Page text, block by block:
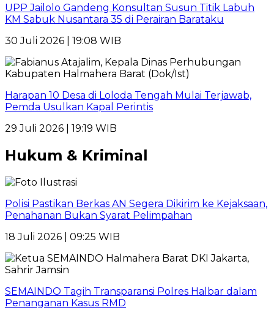
UPP Jailolo Gandeng Konsultan Susun Titik Labuh
KM Sabuk Nusantara 35 di Perairan Barataku
30 Juli 2026 | 19:08 WIB
Harapan 10 Desa di Loloda Tengah Mulai Terjawab,
Pemda Usulkan Kapal Perintis
29 Juli 2026 | 19:19 WIB
Hukum & Kriminal
Polisi Pastikan Berkas AN Segera Dikirim ke Kejaksaan,
Penahanan Bukan Syarat Pelimpahan
18 Juli 2026 | 09:25 WIB
SEMAINDO Tagih Transparansi Polres Halbar dalam
Penanganan Kasus RMD